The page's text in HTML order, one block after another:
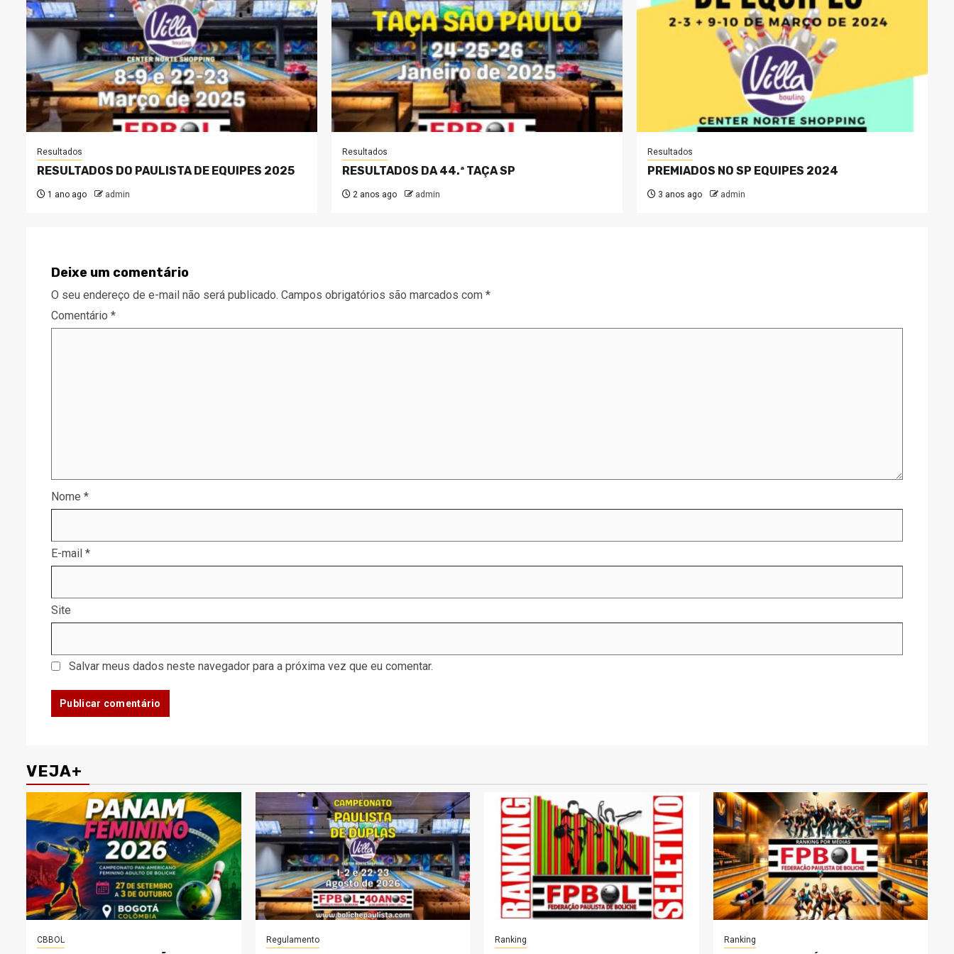
Resultados
RESULTADOS DO PAULISTA DE EQUIPES 2025
1 ano ago admin
Resultados
RESULTADOS DA 44.ª TAÇA SP
2 anos ago admin
Resultados
PREMIADOS NO SP EQUIPES 2024
3 anos ago admin
Deixe um comentário
O seu endereço de e-mail não será publicado. Campos obrigatórios são marcados com *
Comentário *
Nome *
E-mail *
Site
Salvar meus dados neste navegador para a próxima vez que eu comentar.
VEJA+
CBBOL Regulamento Ranking Ranking